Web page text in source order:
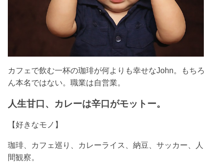
カフェで飲む一杯の珈琲が何よりも幸せなJohn。もちろ
ん本名ではない。職業は自営業。
人生甘口、カレーは辛口がモットー。
【好きなモノ】
珈琲、カフェ巡り、カレーライス、納豆、サッカー、人
間観察。